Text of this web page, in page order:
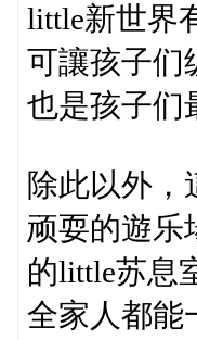
little新世界
可讓孩子们
也是孩子们
除此以外，
顽耍的遊乐
的little苏息
全家人都能